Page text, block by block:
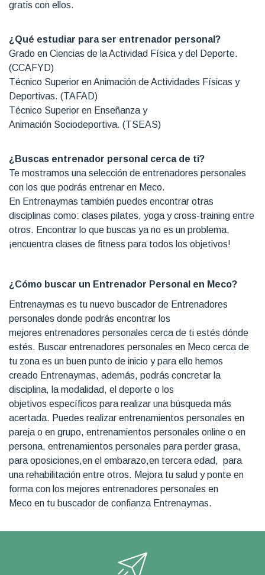
gratis con ellos.
¿Qué estudiar para ser entrenador personal?
Grado en Ciencias de la Actividad Física y del Deporte.
(CCAFYD)
Técnico Superior en Animación de Actividades Físicas y
Deportivas. (TAFAD)
Técnico Superior en Enseñanza y
Animación Sociodeportiva. (TSEAS)
¿Buscas entrenador personal cerca de ti?
Te mostramos una selección de entrenadores personales
con los que podrás entrenar en Meco.
En Entrenaymas también puedes encontrar otras
disciplinas como: clases pilates, yoga y cross-training entre
otros. Encontrar lo que buscas ya no es un problema,
¡encuentra clases de fitness para todos los objetivos!
¿Cómo buscar un Entrenador Personal en Meco?
Entrenaymas es tu nuevo buscador de Entrenadores
personales donde podrás encontrar los
mejores entrenadores personales cerca de ti estés dónde
estés. Buscar entrenadores personales en Meco cerca de
tu zona es un buen punto de inicio y para ello hemos
creado Entrenaymas, además, podrás concretar la
disciplina, la modalidad, el deporte o los
objetivos específicos para realizar una búsqueda más
acertada. Puedes realizar entrenamientos personales en
pareja o en grupo, entrenamientos personales online o en
persona, entrenamientos personales para perder grasa,
para oposiciones,en el embarazo,en tercera edad, para
una rehabilitación entre otros. Mejora tu salud y ponte en
forma con los mejores entrenadores personales en
Meco en tu buscador de confianza Entrenaymas.